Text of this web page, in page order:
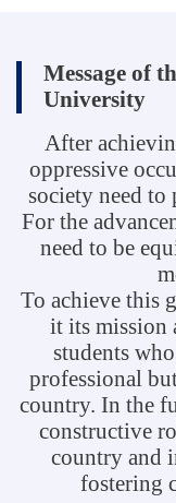
Message of
University
After
oppressive
society need to
For the
need to be
To achieve this
it its mission
students
professional
country. In the
constructive
country and
fostering